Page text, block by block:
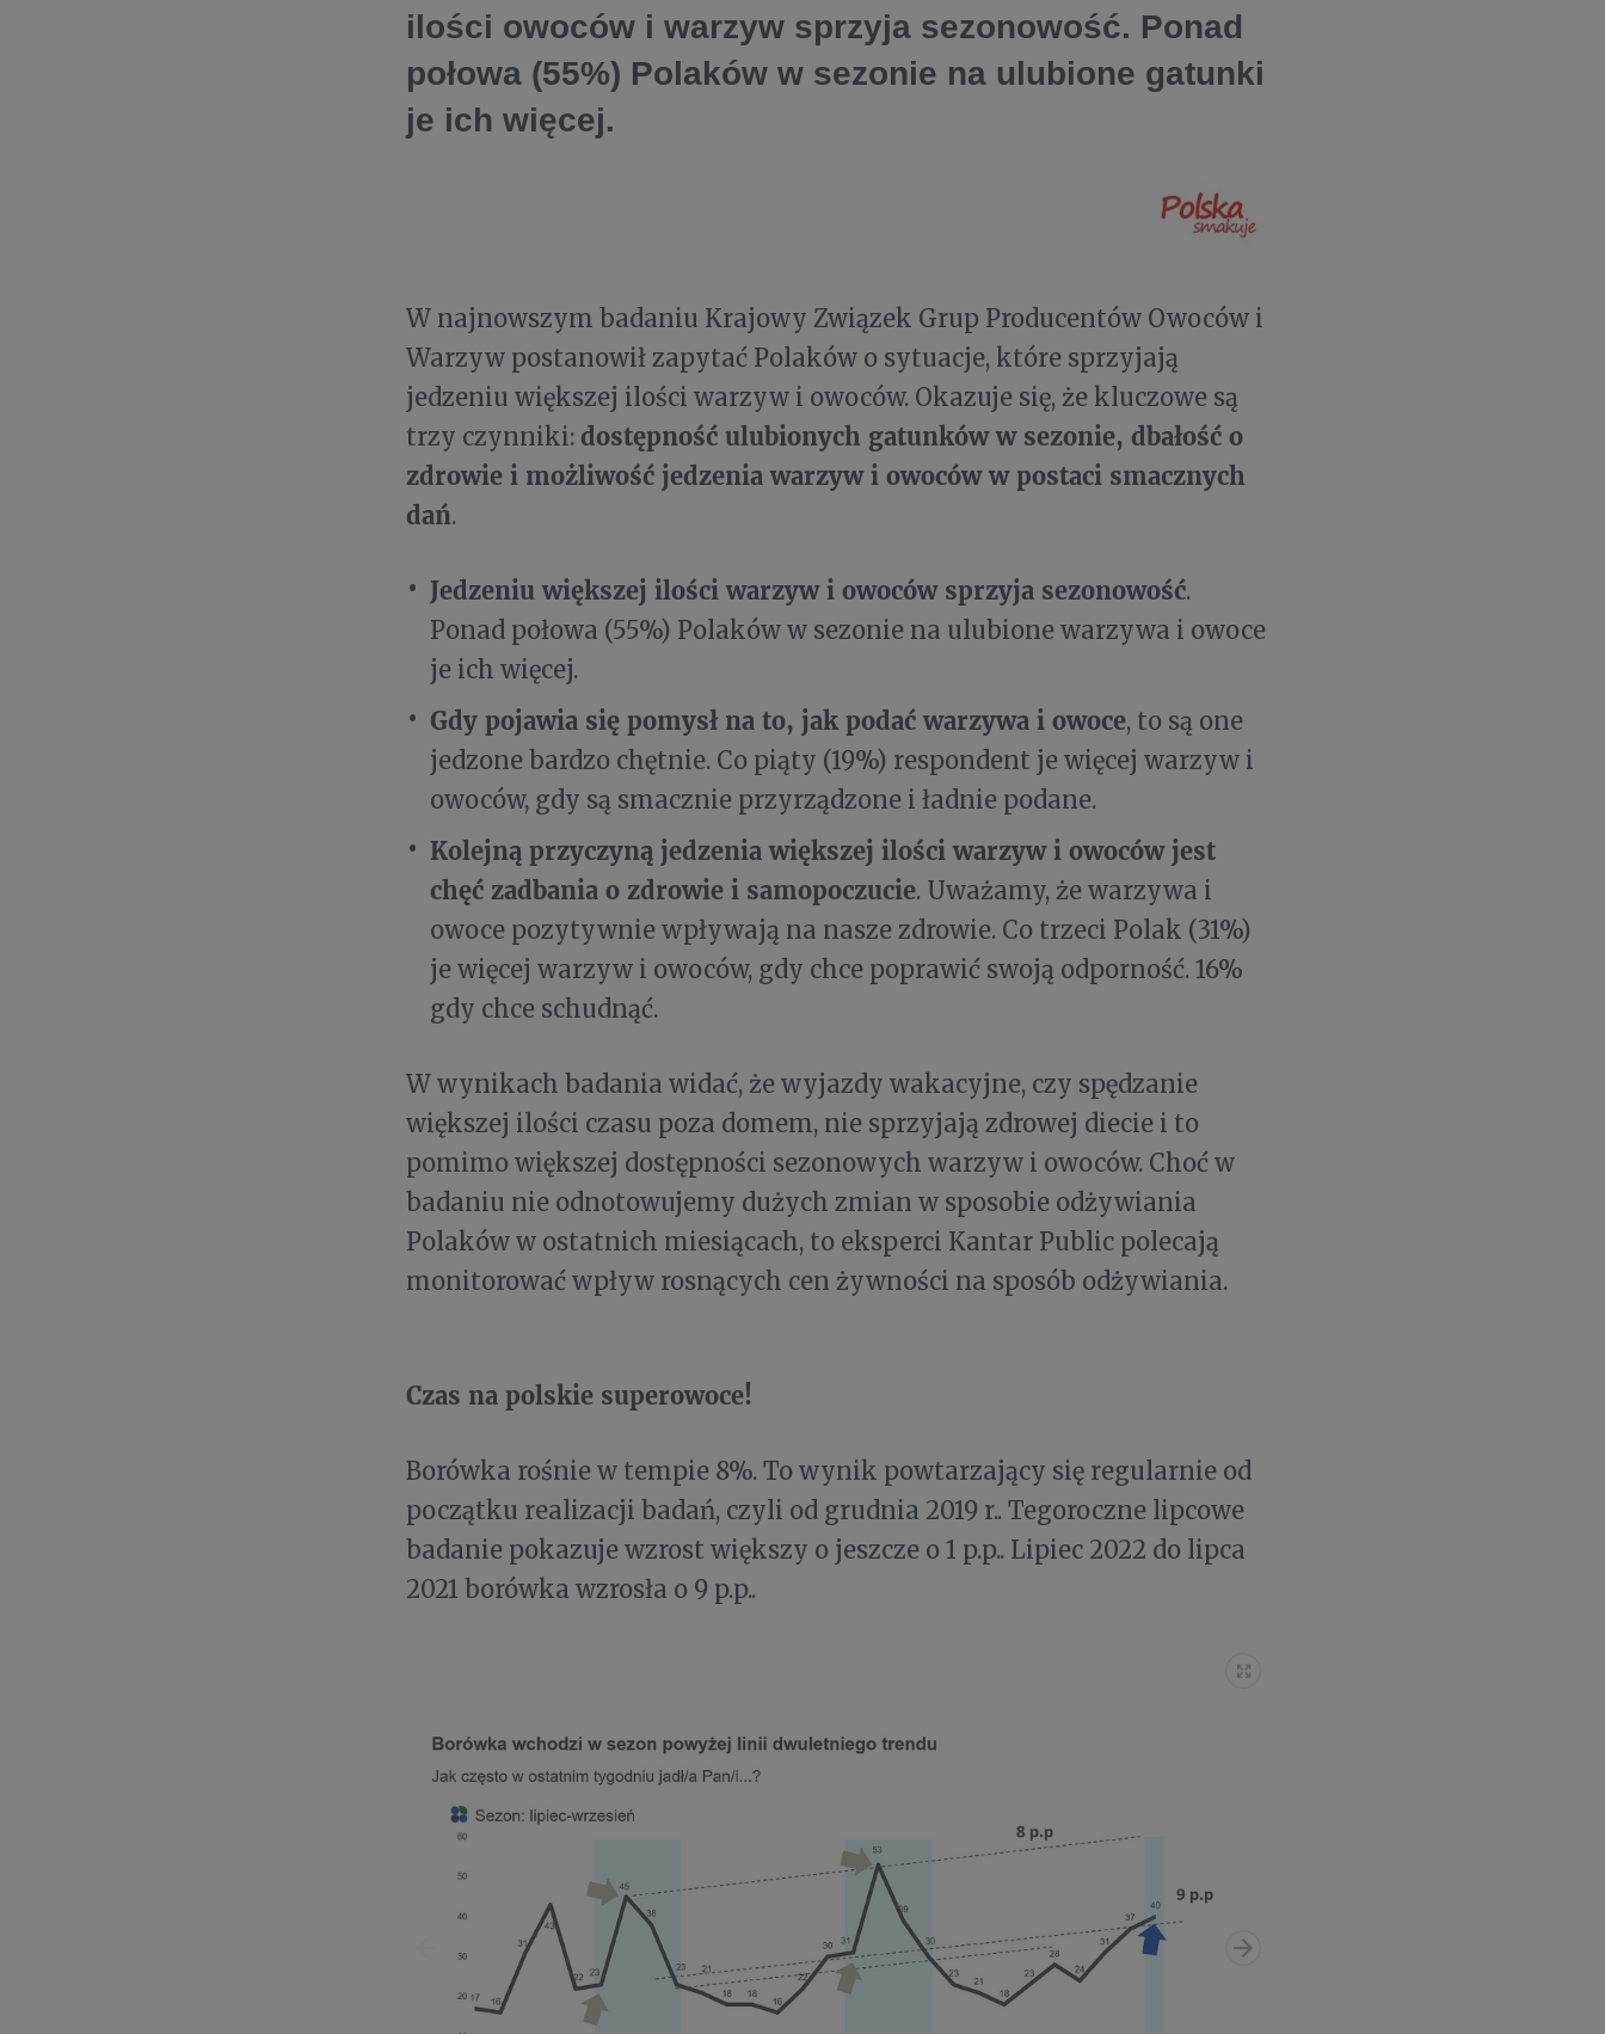
ilości owoców i warzyw sprzyja sezonowość. Ponad
połowa (55%) Polaków w sezonie na ulubione gatunki
je ich więcej.
W najnowszym badaniu Krajowy Związek Grup Producentów Owoców i
Warzyw postanowił zapytać Polaków o sytuacje, które sprzyjają
jedzeniu większej ilości warzyw i owoców. Okazuje się, że kluczowe są
trzy czynniki: dostępność ulubionych gatunków w sezonie, dbałość o
zdrowie i możliwość jedzenia warzyw i owoców w postaci smacznych
dań.
Jedzeniu większej ilości warzyw i owoców sprzyja sezonowość.
Ponad połowa (55%) Polaków w sezonie na ulubione warzywa i owoce
je ich więcej.
Gdy pojawia się pomysł na to, jak podać warzywa i owoce, to są one
jedzone bardzo chętnie. Co piąty (19%) respondent je więcej warzyw i
owoców, gdy są smacznie przyrządzone i ładnie podane.
Kolejną przyczyną jedzenia większej ilości warzyw i owoców jest
chęć zadbania o zdrowie i samopoczucie. Uważamy, że warzywa i
owoce pozytywnie wpływają na nasze zdrowie. Co trzeci Polak (31%)
je więcej warzyw i owoców, gdy chce poprawić swoją odporność. 16%
gdy chce schudnąć.
W wynikach badania widać, że wyjazdy wakacyjne, czy spędzanie
większej ilości czasu poza domem, nie sprzyjają zdrowej diecie i to
pomimo większej dostępności sezonowych warzyw i owoców. Choć w
badaniu nie odnotowujemy dużych zmian w sposobie odżywiania
Polaków w ostatnich miesiącach, to eksperci Kantar Public polecają
monitorować wpływ rosnących cen żywności na sposób odżywiania.
Czas na polskie superowoce!
Borówka rośnie w tempie 8%. To wynik powtarzający się regularnie od
początku realizacji badań, czyli od grudnia 2019 r.. Tegoroczne lipcowe
badanie pokazuje wzrost większy o jeszcze o 1 p.p.. Lipiec 2022 do lipca
2021 borówka wzrosła o 9 p.p..